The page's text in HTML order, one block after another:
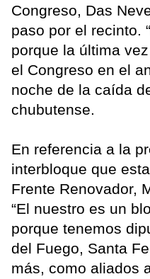
Congreso, Das
paso por el recinto.
porque la última
el Congreso en el
noche de la caída
chubutense.
En referencia a la
interbloque que
Frente Renovador,
“El nuestro es un
porque tenemos
del Fuego, Santa
más, como aliados